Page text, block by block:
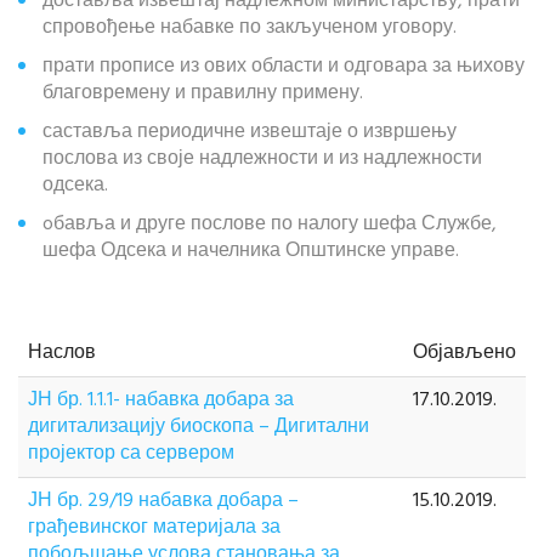
спровођење набавке по закљученом уговору.
прати прописе из ових области и одговара за њихову
благовремену и правилну примену.
саставља периодичне извештаје о извршењу
послова из своје надлежности и из надлежности
одсека.
oбавља и друге послове по налогу шефа Службе,
шефа Одсека и начелника Општинске управе.
Наслов
Објављено
ЈН бр. 1.1.1- набавка добара за
дигитализацију биоскопа – Дигитални
пројектор са сервером
17.10.2019.
ЈН бр. 29/19 набавка добара –
грађевинског материјала за
15.10.2019.